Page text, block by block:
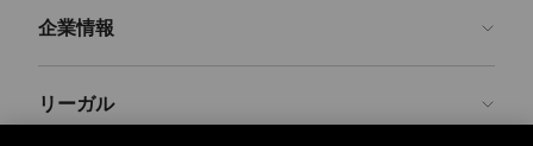
構築的でエレガントなシルエットが、あらゆるスタイリングに洗練さを
加えます。イタリアのクラフトマンシップとカスタム メタルパーツに
返品を申請
配送
Made-to-Order
保証
企業情報
ブランドの歴史
リーガル